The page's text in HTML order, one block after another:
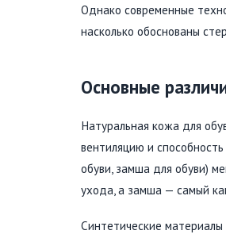
Однако современные
насколько обоснованы
Основные
Натуральная кожа для
вентиляцию и
обуви, замша для обуви)
ухода, а замша — самый
Синтетические